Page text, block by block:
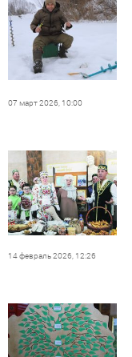
07 март 2026, 10:00
14 февраль 2026, 12:26